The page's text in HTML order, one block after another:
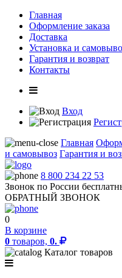
Главная
Оформление заказа
Доставка
Установка и
Гарантия и возврат
Контакты
Вход
Главная
и самовывоз Гарантия и
8 800 234 22 53
Звонок по России
ОБРАТНЫЙ ЗВОНОК
0
В корзине
0 товаров, 0.
Каталог товаров